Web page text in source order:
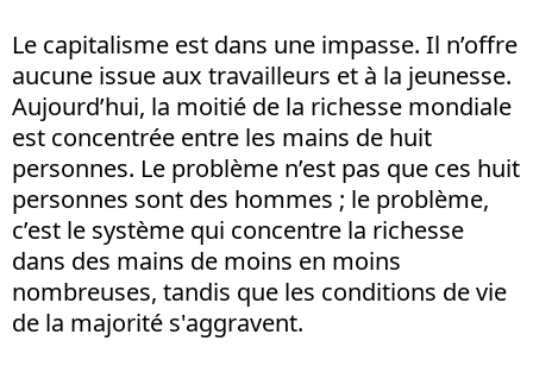
Le capitalisme est dans une impasse. Il n’offre
aucune issue aux travailleurs et à la jeunesse.
Aujourd’hui, la moitié de la richesse mondiale
est concentrée entre les mains de huit
personnes. Le problème n’est pas que ces huit
personnes sont des hommes ; le problème,
c’est le système qui concentre la richesse
dans des mains de moins en moins
nombreuses, tandis que les conditions de vie
de la majorité s'aggravent.